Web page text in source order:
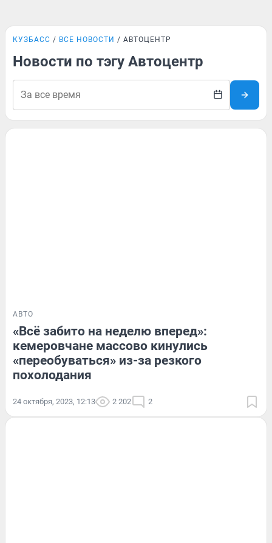
КУЗБАСС ВСЕ НОВОСТИ АВТОЦЕНТР
Новости по тэгу Автоцентр
АВТО
«Всё забито на неделю вперед»:
кемеровчане массово кинулись
«переобуваться» из-за резкого
похолодания
24 октября, 2023, 12:13 2 202 2